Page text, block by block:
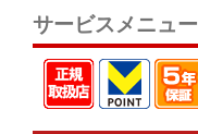
サービスメニュー